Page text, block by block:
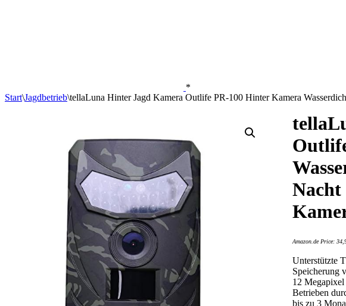
*
Start\Jagdbetrieb\tellaLuna Hinter Jagd Kamera Outlife PR-100 Hinter Kamera
Nacht
Amazon.de Price:
Unterstützte
Speicherung
12
Betrieben
bis zu 3